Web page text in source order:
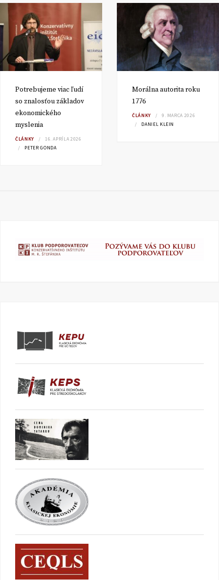
Potrebujeme viac ľudí
so znalosťou základov
ekonomického
myslenia
ČLÁNKY
16. APRÍLA 2026
PETER GONDA
Morálna autorita roku
1776
ČLÁNKY
9. MARCA 2026
DANIEL KLEIN